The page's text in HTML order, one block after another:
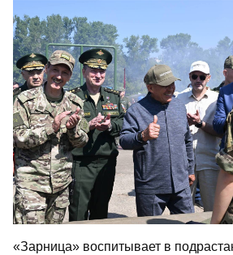
«Зарница» воспитывает в